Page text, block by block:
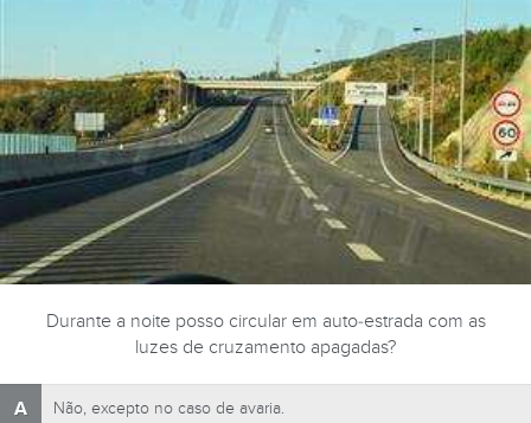
Durante a noite posso circular em auto-estrada com as
luzes de cruzamento apagadas?
A Não, excepto no caso de avaria.